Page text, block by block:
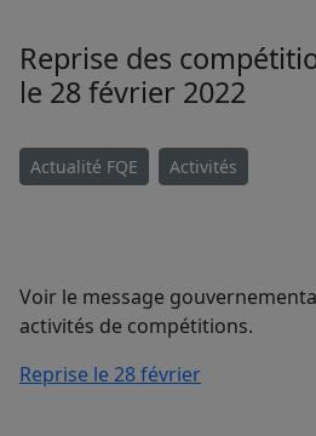
Reprise des
le 28 février 2022
Actualité FQE Activités
Voir le message
activités de compétitions.
Reprise le 28 février